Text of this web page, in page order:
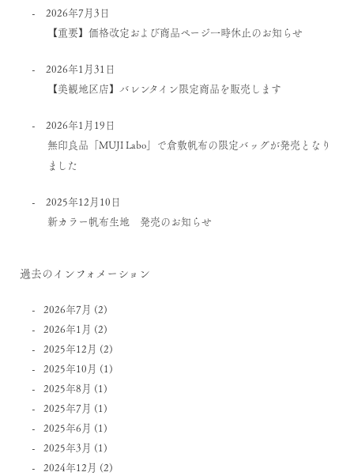
2026年7月3日
【重要】価格改定および商品ページ一時休止のお知らせ
2026年1月31日
【美観地区店】バレンタイン限定商品を販売します
2026年1月19日
無印良品「MUJI Labo」で倉敷帆布の限定バッグが発売となり
ました
2025年12月10日
新カラー帆布生地 発売のお知らせ
過去のインフォメーション
2026年7月 (2)
2026年1月 (2)
2025年12月 (2)
2025年10月 (1)
2025年8月 (1)
2025年7月 (1)
2025年6月 (1)
2025年3月 (1)
2024年12月 (2)